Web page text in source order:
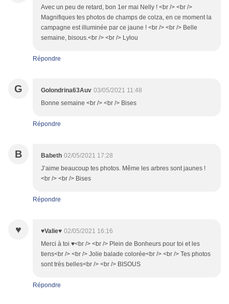
Avec un peu de retard, bon 1er mai Nelly ! <br /> <br />
Magnifiques tes photos de champs de colza, en ce moment la
campagne est illuminée par ce jaune ! <br /> <br /> Belle
semaine, bisous.<br /> <br /> Lylou
Répondre
G Golondrina63Auv 03/05/2021 11:48
Bonne semaine <br /> <br /> Bises
Répondre
B Babeth 02/05/2021 17:28
J’aime beaucoup tes photos. Même les arbres sont jaunes !
<br /> <br /> Bises
Répondre
♥ ♥Valie♥ 02/05/2021 16:16
Merci à toi ♥<br /> <br /> Plein de Bonheurs pour toi et les
tiens<br /> <br /> Jolie balade colorée<br /> <br /> Tes photos
sont très belles<br /> <br /> BISOUS
Répondre